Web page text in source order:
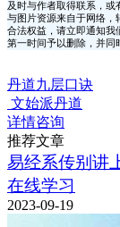
及时与作者取得联系，或
与图片资源来自于网络，
合法权益，请立即通知我
第一时间予以删除，并同
丹道九层口诀
文始派丹道
详情咨询
推荐文章
易经系传别讲
在线学习
2023-09-19